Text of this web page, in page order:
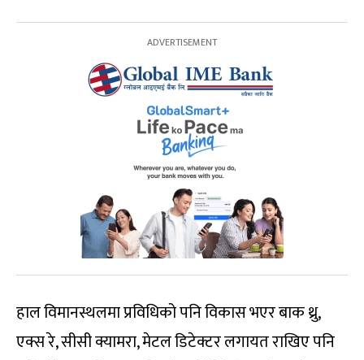
हाल विमानस्थलमा प्रविधिको पनि विकास भएर बाक थ्रु,
एक्स रे, सीसी क्यामरा, मेटल डिटेक्टर लगायत राखिए पनि